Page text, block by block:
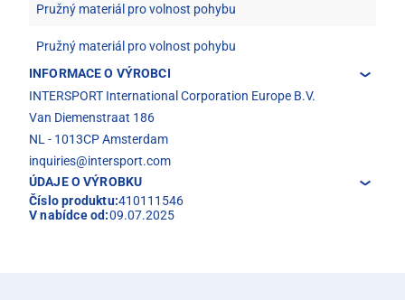
Pružný materiál pro volnost pohybu
Pružný materiál pro volnost pohybu
INFORMACE O VÝROBCI
INTERSPORT International Corporation Europe B.V.
Van Diemenstraat 186
NL - 1013CP Amsterdam
inquiries@intersport.com
ÚDAJE O VÝROBKU
Číslo produktu:410111546
V nabídce od:09.07.2025